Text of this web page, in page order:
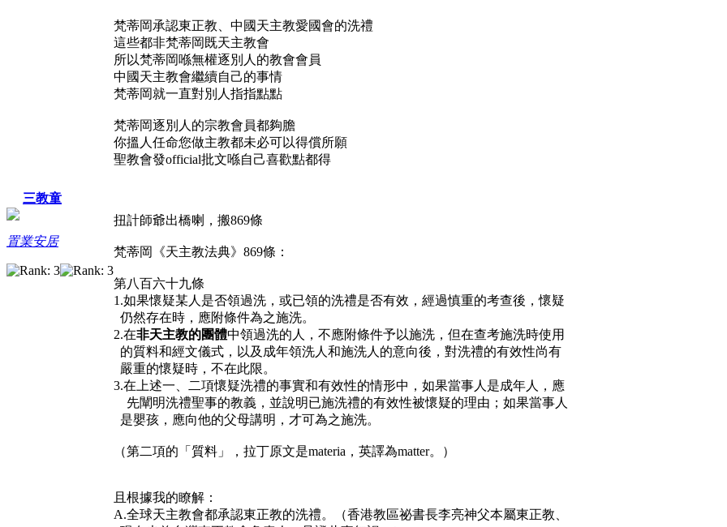
三教童
置業安居
梵蒂岡承認東正教、中國天主教愛國會的洗禮
這些都非梵蒂岡既天主教會
所以梵蒂岡喺無權逐別人的教會會員
中國天主教會繼續自己的事情
梵蒂岡就一直對別人指指點點
梵蒂岡逐別人的宗教會員都夠膽
你搵人任命您做主教都未必可以得償所願
聖教會發official批文喺自己喜歡點都得
扭計師爺出橋喇，搬869條
梵蒂岡《天主教法典》869條：
第八百六十九條
1.如果懷疑某人是否領過洗，或已領的洗禮是否有效，經過慎重的考查後，懷疑
仍然存在時，應附條件為之施洗。
2.在非天主教的團體中領過洗的人，不應附條件予以施洗，但在查考施洗時使用
的質料和經文儀式，以及成年領洗人和施洗人的意向後，對洗禮的有效性尚有
嚴重的懷疑時，不在此限。
3.在上述一、二項懷疑洗禮的事實和有效性的情形中，如果當事人是成年人，應
先闡明洗禮聖事的教義，並說明已施洗禮的有效性被懷疑的理由；如果當事人
是嬰孩，應向他的父母講明，才可為之施洗。
（第二項的「質料」，拉丁原文是materia，英譯為matter。）
且根據我的瞭解：
A.全球天主教會都承認東正教的洗禮。（香港教區祕書長李亮神父本屬東正教、